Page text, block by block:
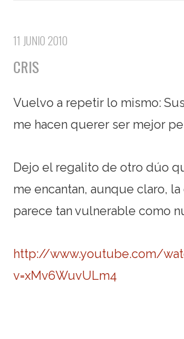
11 JUNIO 2010
CRIS
Vuelvo a repetir lo mismo:
me hacen querer ser mejor
Dejo el regalito de otro dúo
me encantan, aunque claro,
parece tan vulnerable como
http://www.youtube.com/
v=xMv6WuvULm4